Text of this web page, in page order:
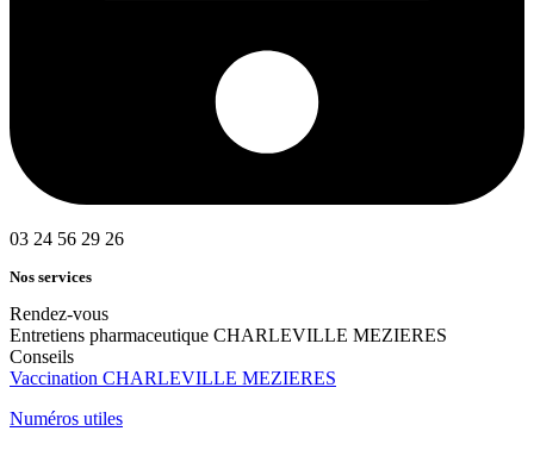
03 24 56 29 26
Nos services
Rendez-vous
Entretiens pharmaceutique CHARLEVILLE MEZIERES
Conseils
Vaccination CHARLEVILLE MEZIERES
Numéros utiles